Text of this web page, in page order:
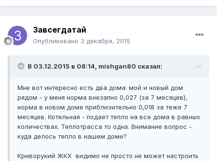
Завсегдатай
Опубликовано 3 декабря, 2015
В 03.12.2015 в 08:14, mishgan80 сказал:
Мне вот интересно есть два дома: мой и новый дом
рядом - у меня норма внезапно 0,027 (за 7 месяцев),
норма в новом доме приблизительно 0,018 за теже 7
месяцев. Котельная - подает тепло на все дома в равных
количествах. Теплотрасса то одна. Внимание вопрос -
куда делось тепло в нашем доме?
Криворукий ЖКХ видимо не просто не может настроить